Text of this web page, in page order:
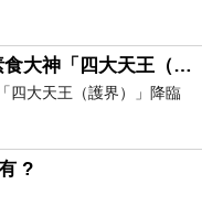
2026.7.10，第79、80、81、82尊素食大神「四大天王（護界）」降臨寶島台灣（7）
四大天王（護界）」降臨
?